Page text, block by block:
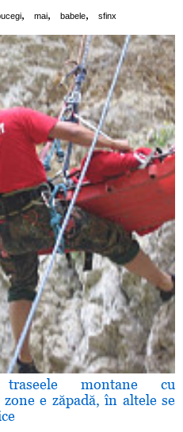
, mai, babele, sfinx
traseele montane cu
e zăpadă, în altele se